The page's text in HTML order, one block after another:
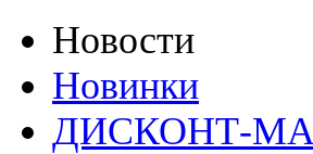
Новости
Новинки
ДИСКОНТ-